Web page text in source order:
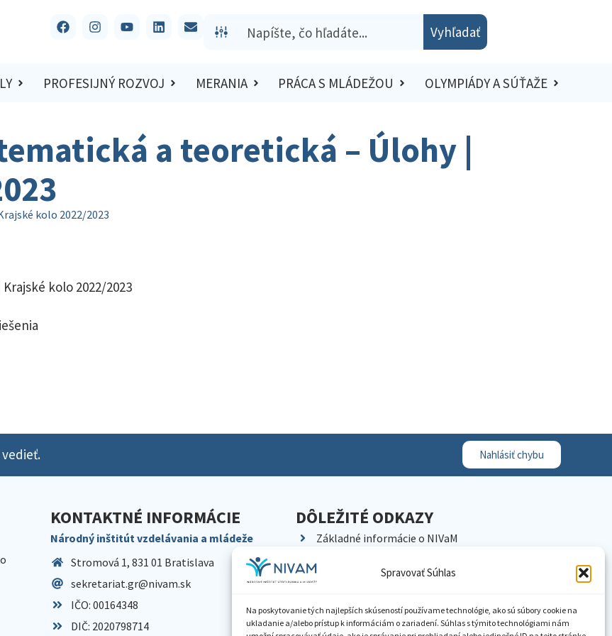
Spravovať Súhlas
Na poskytovanie tých najlepších skúseností používame technológie, ako sú súbory cookie na
ukladanie a/alebo prístup k informáciám o zariadení. Súhlas s týmito technológiami nám
Vyhľadať
PROFESIJNÝ ROZVOJ MERANIA PRÁCA S MLÁDEŽOU OLYMPIÁDY A SÚŤAŽE
a teoretická – Úlohy |
kolo 2022/2023
kolo 2022/2023
Nahlásiť chybu
KONTAKTNÉ INFORMÁCIE
Národný inštitút vzdelávania a mládeže
Stromová 1, 831 01 Bratislava
sekretariat.gr@nivam.sk
IČO: 00164348
DIČ: 2020798714
DÔLEŽITÉ ODKAZY
Základné informácie o NIVaM
Kariéra
Pracoviská NIVaM